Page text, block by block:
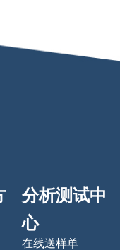
分析测试中
心
在线送样单